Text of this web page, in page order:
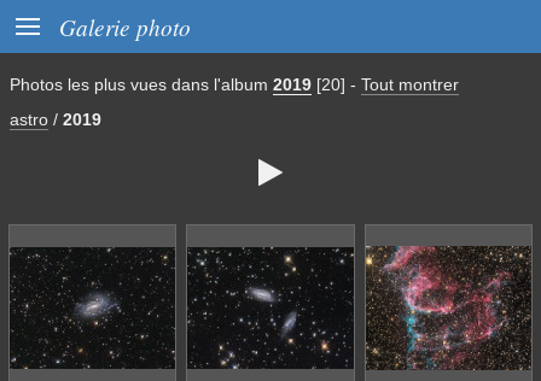
 Galerie photo
Photos les plus vues dans l'album 2019 [20] - Tout montrer
astro / 2019
